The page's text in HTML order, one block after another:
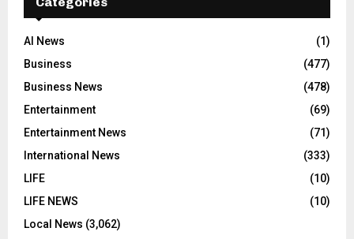
AI News
(1)
Business
(477)
Business News
(478)
Entertainment
(69)
Entertainment News
(71)
International News
(333)
LIFE
(10)
LIFE NEWS
(10)
Local News (3,062)